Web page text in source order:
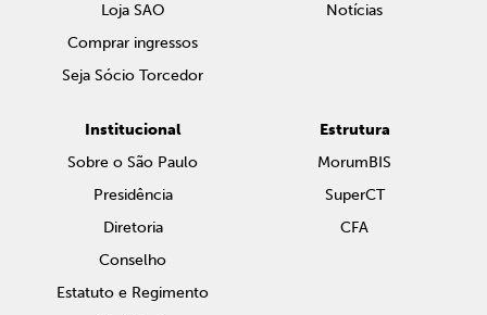
Loja SAO
Comprar ingressos
Seja Sócio Torcedor
Notícias
Institucional
Sobre o São Paulo
Presidência
Diretoria
Conselho
Estatuto e Regimento
Estrutura
MorumBIS
SuperCT
CFA